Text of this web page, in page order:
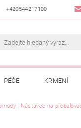
+420544217100
PÉČE KRMENÍ
JAK SPRÁVNĚ ÚRČIT
Nástavce na